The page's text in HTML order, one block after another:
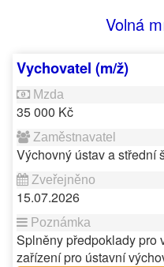
Volná
Vychovatel (m/ž)
35 000 Kč
Výchovný ústav a střední
15.07.2026
Splněny předpoklady pro
zařízení pro ústavní